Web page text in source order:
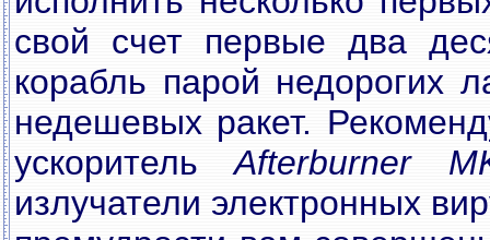
свой счет первые два
корабль парой недорогих
недешевых ракет.
ускорительAfterburner
излучатели электронных